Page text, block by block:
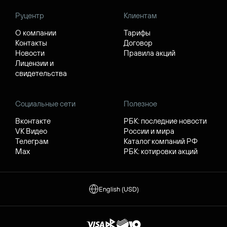
Руцентр
О компании
Контакты
Новости
Лицензии и
свидетельства
Клиентам
Тарифы
Договор
Правила акций
Социальные сети
Вконтакте
VK Видео
Телеграм
Max
Полезное
РБК: последние новости
России и мира
Каталог компаний РФ
РБК: котировки акций
English (USD)